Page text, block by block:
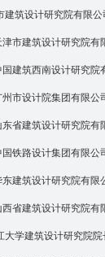
建筑设计研究院有限公
市建筑设计研究院有
建筑西南设计研究院
市设计院集团有限公
省建筑设计研究院有
铁路设计集团有限公
建筑设计研究院有限
省建筑设计研究院有
大学建筑设计研究院